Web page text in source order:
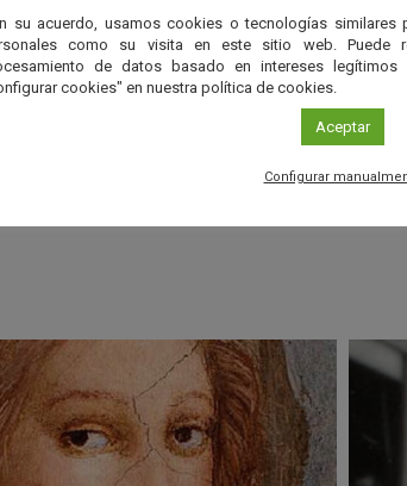
de sus famosas leyes del movimiento
su acuerdo, usamos cookies o tecnologías similares
como su visita en este sitio web. Puede
de datos basado en intereses
cookies" en nuestra política de cookies.
Aceptar
Configurar